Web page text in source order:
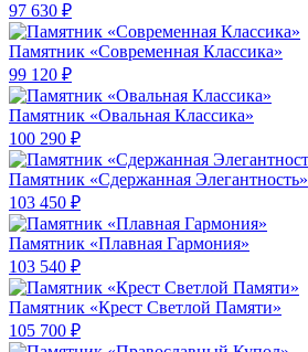
97 630 ₽
Памятник «Современная Классика»
99 120 ₽
Памятник «Овальная Классика»
100 290 ₽
Памятник «Сдержанная Элегантность»
103 450 ₽
Памятник «Плавная Гармония»
103 540 ₽
Памятник «Крест Светлой Памяти»
105 700 ₽